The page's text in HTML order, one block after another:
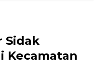
Sidak
Kecamatan